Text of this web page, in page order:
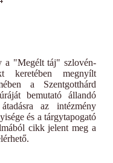
a "Megélt táj" szlovén-
keretében megnyílt
a Szentgotthárd
bemutató állandó
az intézmény
és a tárgytapogató
cikk jelent meg a